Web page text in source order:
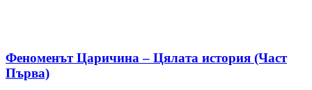
Феноменът Царичина – Цялата история (Част
Първа)